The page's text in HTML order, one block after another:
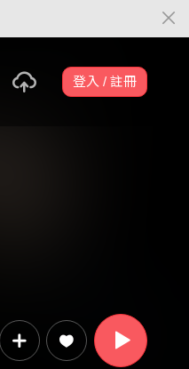
登入 / 註冊